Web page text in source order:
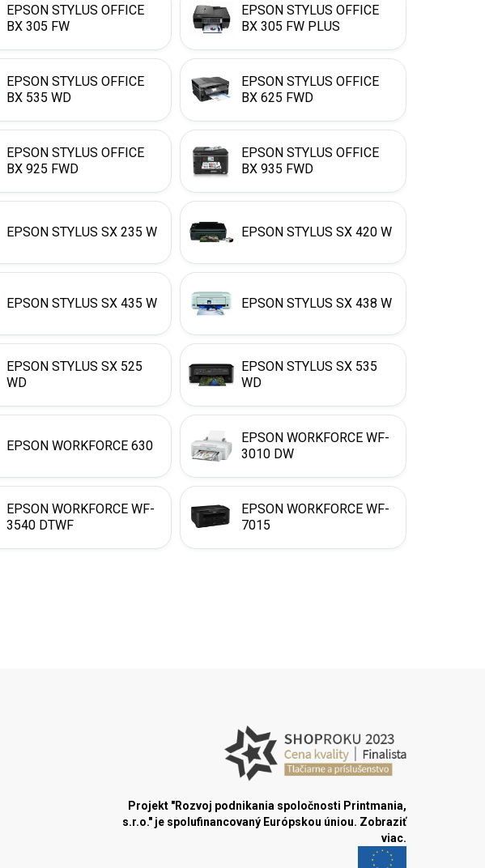
EPSON STYLUS OFFICE
BX 305 FW
EPSON STYLUS OFFICE
BX 305 FW PLUS
EPSON STYLUS OFFICE
BX 535 WD
EPSON STYLUS OFFICE
BX 625 FWD
EPSON STYLUS OFFICE
BX 925 FWD
EPSON STYLUS OFFICE
BX 935 FWD
EPSON STYLUS SX 235 W EPSON STYLUS SX 420 W
EPSON STYLUS SX 435 W EPSON STYLUS SX 438 W
EPSON STYLUS SX 525
WD
EPSON STYLUS SX 535
WD
EPSON WORKFORCE 630
EPSON WORKFORCE WF-
3010 DW
EPSON WORKFORCE WF-
3540 DTWF
EPSON WORKFORCE WF-
7015
Projekt "Rozvoj podnikania spoločnosti Printmania,
s.r.o." je spolufinancovaný Európskou úniou. Zobraziť
viac.